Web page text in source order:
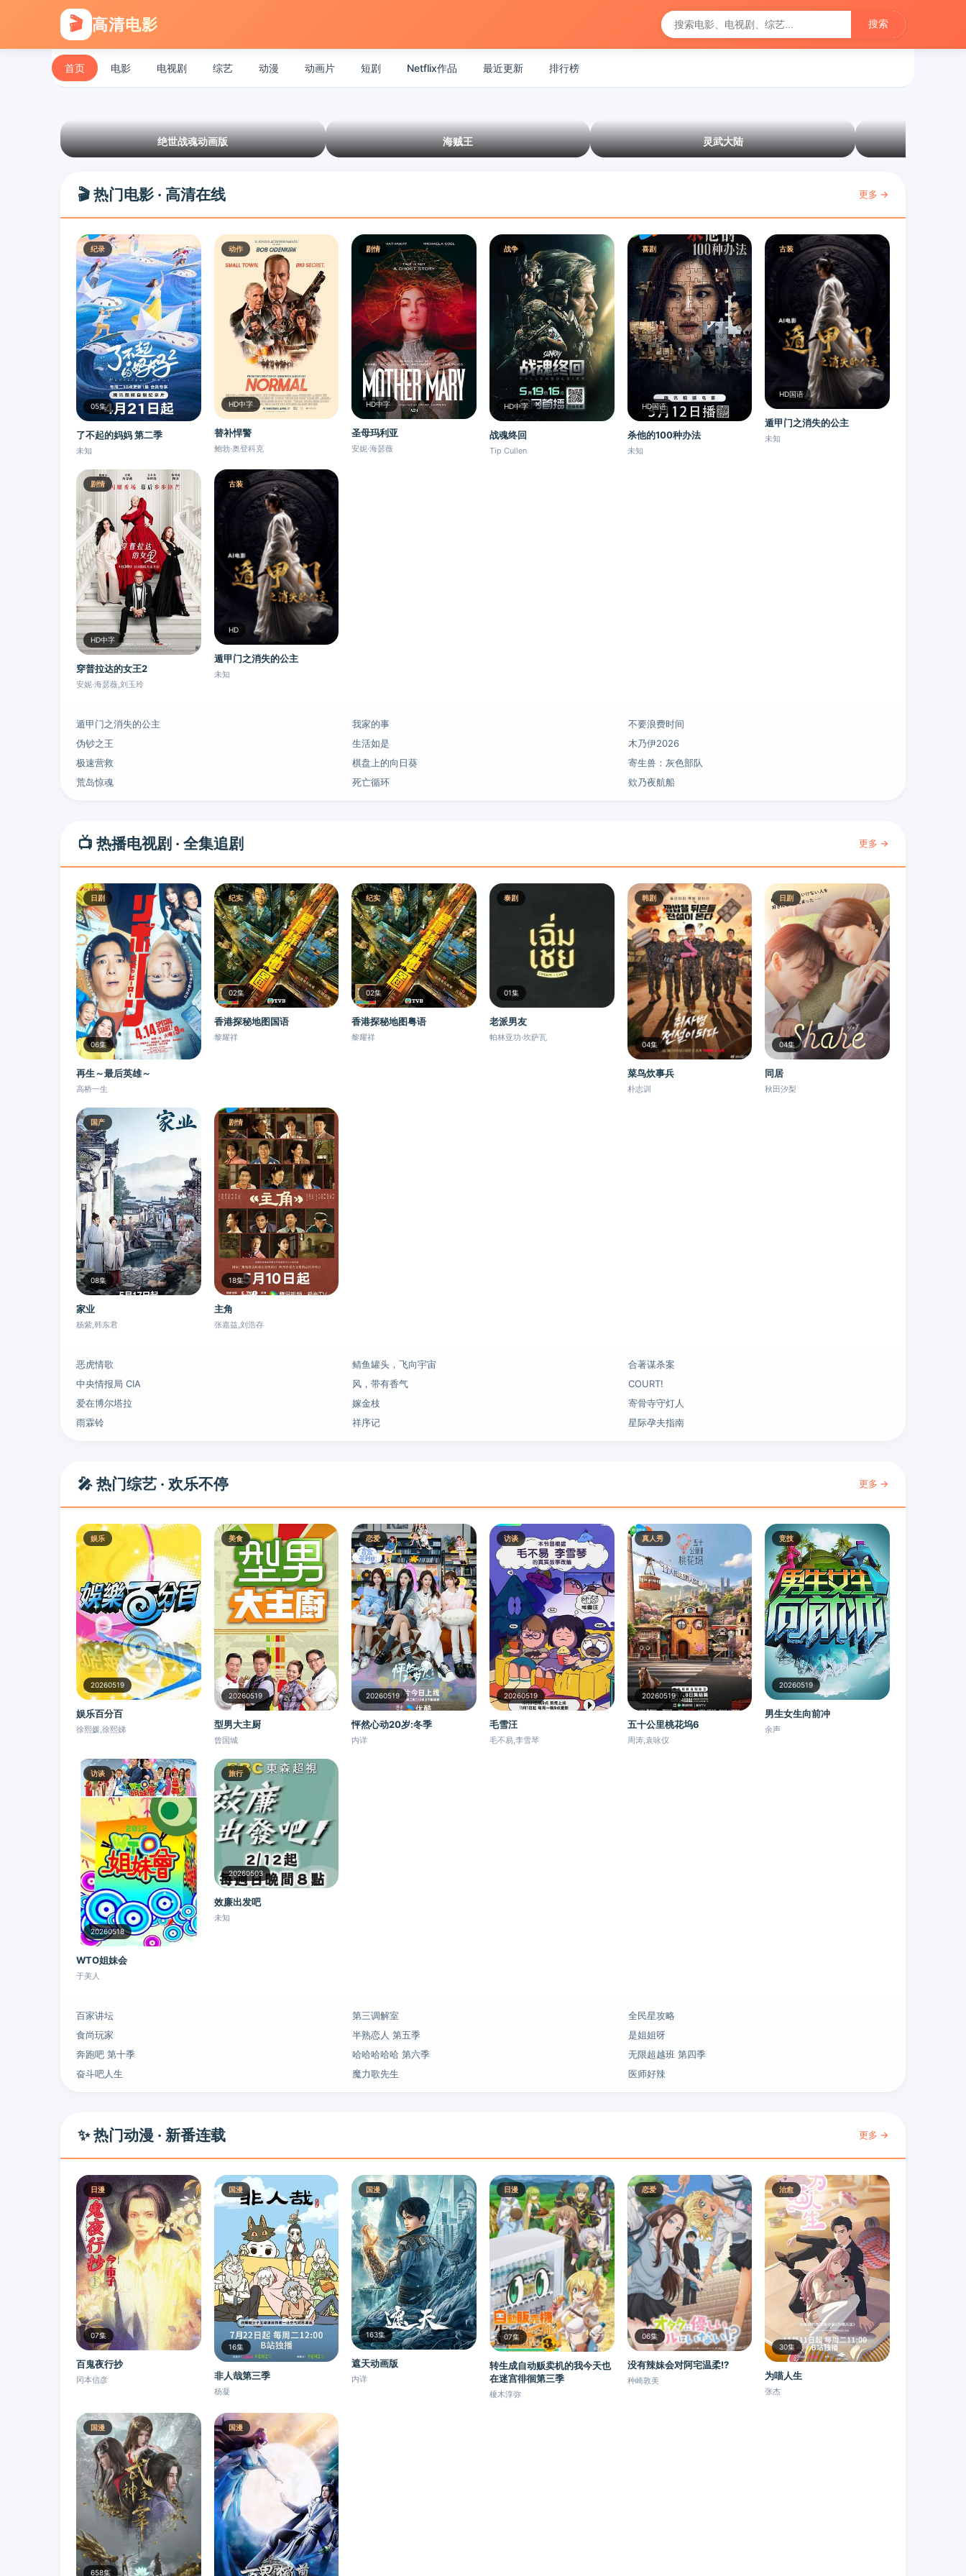
🎬 高清电影 搜索
首页 电影 电视剧 综艺 动漫 动画片 短剧 Netflix作品 最近更新 排行榜
绝世战魂动画版 海贼王 灵武大陆
🎬 热门电影 · 高清在线 更多 →
纪录
05集
了不起的妈妈 第二季
未知
动作
HD中字
替补悍警
鲍勃·奥登科克
剧情
HD中字
圣母玛利亚
安妮·海瑟薇
战争
HD中字
战魂终回
Tip Cullen
喜剧
HD国语
杀他的100种办法
未知
古装
HD国语
遁甲门之消失的公主​
未知
剧情
HD中字
穿普拉达的女王2
安妮·海瑟薇,刘玉玲
古装
HD
遁甲门之消失的公主
未知
遁甲门之消失的公主 我家的事
不要浪费时间
伪钞之王
生活如是
木乃伊2026
极速营救
棋盘上的向日葵
寄生兽：灰色部队
荒岛惊魂
死亡循环 欸乃夜航船
📺 热播电视剧 · 全集追剧 更多 →
日剧
06集
再生～最后英雄～
高桥一生
纪实
02集
香港探秘地图国语
黎耀祥
纪实
02集
香港探秘地图粤语
黎耀祥
泰剧
01集
老派男友
帕林亚功·坎萨瓦
韩剧
04集
菜鸟炊事兵
朴志训
日剧
04集
同居
秋田汐梨
国产
08集
家业
杨紫,韩东君
剧情
18集
主角
张嘉益,刘浩存
恶虎情歌 鲭鱼罐头，飞向宇宙
合著谋杀案
中央情报局 CIA
风，带有香气
COURT!
爱在博尔塔拉
嫁金枝
寄骨寺守灯人
雨霖铃
祥序记 星际孕夫指南
🎤 热门综艺 · 欢乐不停 更多 →
娱乐
20260519
娱乐百分百
徐熙媛,徐熙娣
美食
20260519
型男大主厨
曾国城
恋爱
20260519
怦然心动20岁:冬季
内详
访谈
20260519
毛雪汪
毛不易,李雪琴
真人秀
20260519
五十公里桃花坞6
周涛,袁咏仪
竞技
20260519
男生女生向前冲
余声
访谈
20260518
WTO姐妹会
于美人
旅行
20260503
效廉出发吧
未知
百家讲坛 第三调解室
全民星攻略
食尚玩家
半熟恋人 第五季
是姐姐呀
奔跑吧 第十季
哈哈哈哈哈 第六季
无限超越班 第四季
奋斗吧人生
魔力歌先生 医师好辣
✨ 热门动漫 · 新番连载 更多 →
日漫
07集
百鬼夜行抄
冈本信彦
国漫
16集
非人哉第三季
杨凝
国漫
163集
遮天动画版
内详
日漫
07集
转生成自动贩卖机的我今天也
在迷宫徘徊第三季
榎木淳弥
恋爱
06集
没有辣妹会对阿宅温柔!?
种崎敦美
治愈
30集
为喵人生
张杰
国漫
658集
国漫